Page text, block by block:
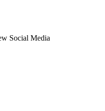
Social Media